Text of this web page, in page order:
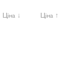
Ціна ↓ Ціна ↑